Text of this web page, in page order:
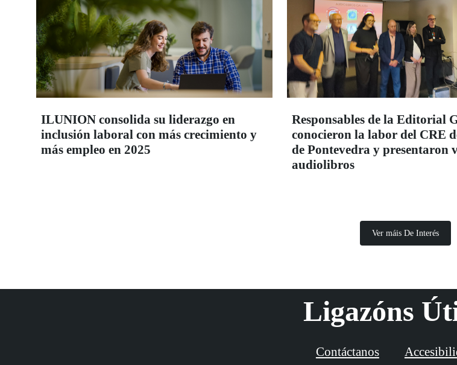
ILUNION consolida su liderazgo en
inclusión laboral con más crecimiento y
más empleo en 2025
Responsables de la Editorial
conocieron la labor del CRE
de Pontevedra y presentaron
audiolibros
Ver máis De Interés
Ligazóns
Contáctanos